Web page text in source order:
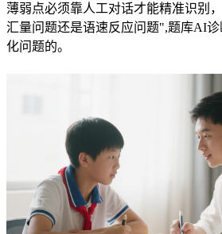
薄弱点必须靠人工对话才能精准识别
汇量问题还是语速反应问题",题库AI
化问题的。